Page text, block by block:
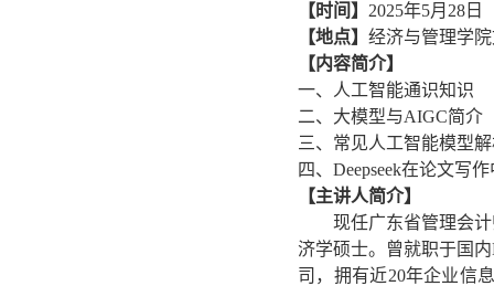
【时间】 2025年5月28日
【地点】 经济与管理学
【内容简介】
一、人工智能通识知识
二、大模型与AIGC简介
三、常见人工智能模型
四、Deepseek在论文写
【主讲人简介】
现任广东省管理会
济学硕士。曾就职于国
司，拥有近20年企业信